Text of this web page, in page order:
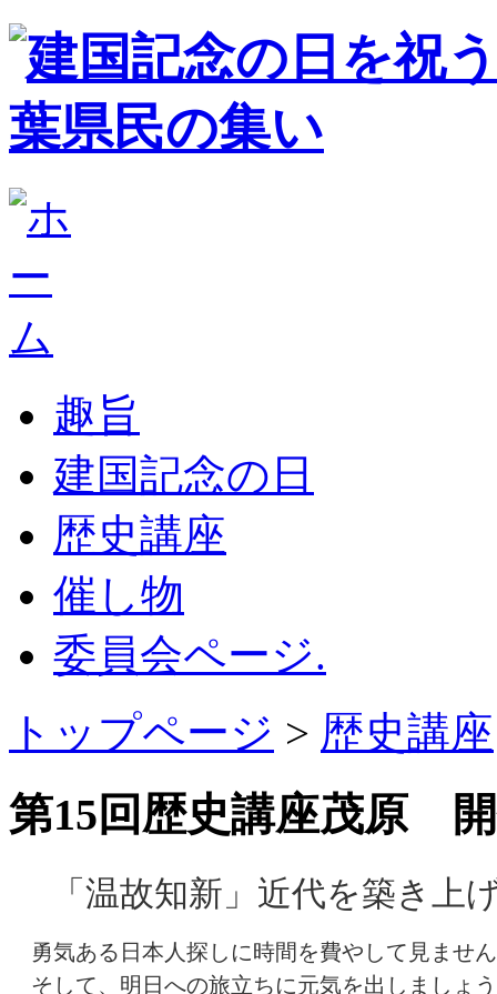
趣旨
建国記念の日
歴史講座
催し物
委員会ページ.
トップページ > 歴史講座
第15回歴史講座茂原
「温故知新」近代を築き上
勇気ある日本人探しに時間を費やして見ませ
そして、明日への旅立ちに元気を出しましょ